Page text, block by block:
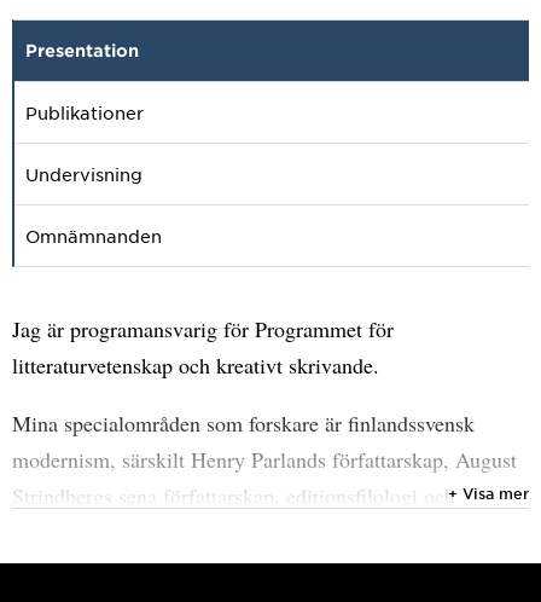
Presentation
Publikationer
Undervisning
Omnämnanden
Jag är programansvarig för Programmet för
litteraturvetenskap och kreativt skrivande.
Mina specialområden som forskare är finlandssvensk
modernism, särskilt Henry Parlands författarskap, August
Strindbergs sena författarskap, editionsfilologi och+ Visa mer